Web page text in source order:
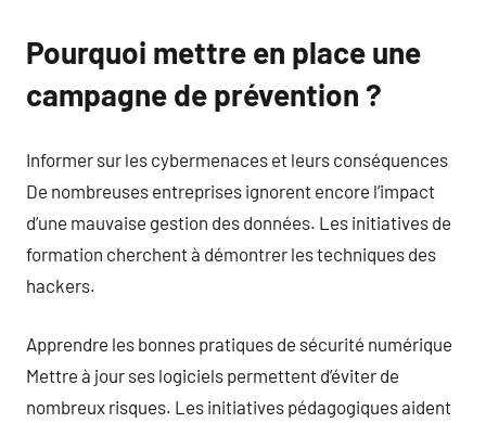
Pourquoi mettre en place une
campagne de prévention ?
Informer sur les cybermenaces et leurs conséquences
De nombreuses entreprises ignorent encore l’impact
d’une mauvaise gestion des données. Les initiatives de
formation cherchent à démontrer les techniques des
hackers.
Apprendre les bonnes pratiques de sécurité numérique
Mettre à jour ses logiciels permettent d’éviter de
nombreux risques. Les initiatives pédagogiques aident